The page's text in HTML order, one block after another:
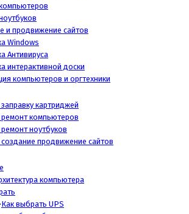
и продвижение сайтов
Windows
Антивируса
интерактивной доски
компьютеров и оргтехники
картриджей
компьютеров
ноутбуков
продвижение сайтов
компьютера
Как выбрать UPS